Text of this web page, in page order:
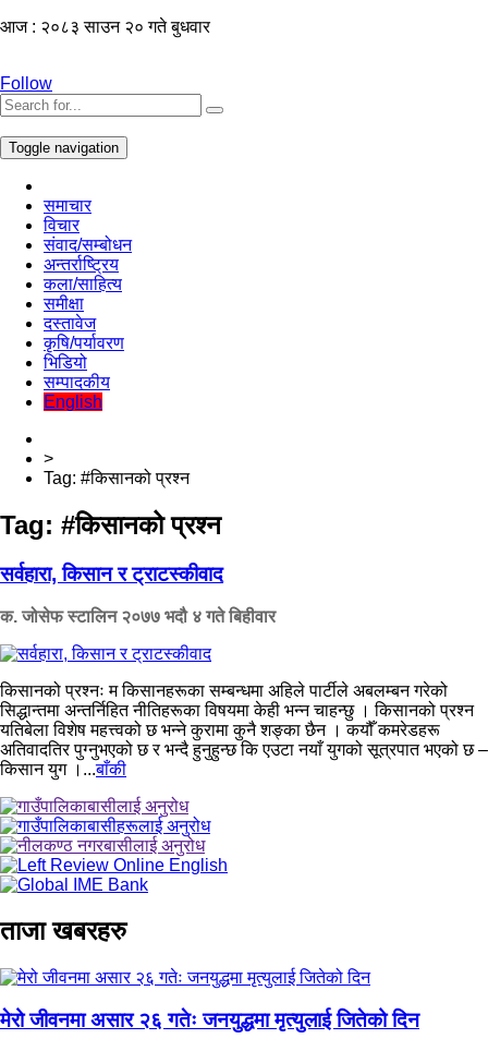
आज : २०८३ साउन २० गते बुधवार
Follow
Toggle navigation
समाचार
विचार
संवाद/सम्बोधन
अन्तर्राष्ट्रिय
कला/साहित्य
समीक्षा
दस्तावेज
कृषि/पर्यावरण
भिडियो
सम्पादकीय
English
>
Tag: #किसानको प्रश्न
Tag: #किसानको प्रश्न
सर्वहारा, किसान र ट्राटस्कीवाद
क. जोसेफ स्टालिन २०७७ भदौ ४ गते बिहीवार
किसानको प्रश्नः म किसानहरूका सम्बन्धमा अहिले पार्टीले अबलम्बन गरेको
सिद्धान्तमा अन्तर्निहित नीतिहरूका विषयमा केही भन्न चाहन्छु । किसानको प्रश्न
यतिबेला विशेष महत्त्वको छ भन्ने कुरामा कुनै शङ्का छैन । कयौँ कमरेडहरू
अतिवादतिर पुग्नुभएको छ र भन्दै हुनुहुन्छ कि एउटा नयाँ युगको सूत्रपात भएको छ –
किसान युग ।...बाँकी
ताजा खबरहरु
मेरो जीवनमा असार २६ गतेः जनयुद्धमा मृत्युलाई जितेको दिन